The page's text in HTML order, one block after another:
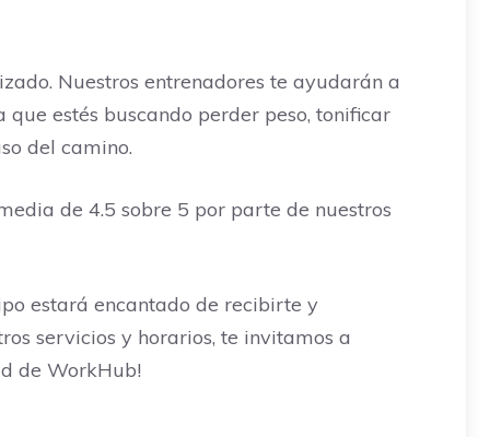
Nuestros entrenadores te ayudarán a
estés buscando perder peso, tonificar
del camino.
de 4.5 sobre 5 por parte de nuestros
estará encantado de recibirte y
servicios y horarios, te invitamos a
de WorkHub!